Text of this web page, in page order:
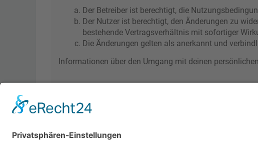
Der Betreiber ist berechtigt, die
Der Nutzer ist berechtigt, den Änderungen zu
bestehende Vertragsverhältnis mit sofortiger
Die Änderungen gelten als anerkannt und
Informationen über den Umgang mit deinen